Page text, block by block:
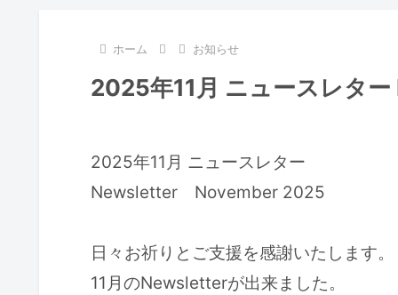
ホーム お知らせ
2025年11月 ニュースレタ
2025年11月 ニュースレター
Newsletter November 2025
日々お祈りとご支援を感謝いたします。
11月のNewsletterが出来ました。